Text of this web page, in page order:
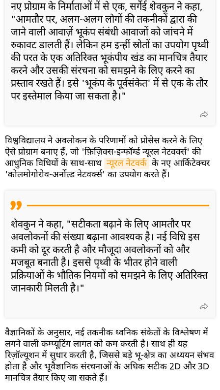
नए प्रोग्राम के निर्माताओं में से एक, सर्गेई शेवकुन ने कहा,
"आमतौर पर, अलग-अलग लोगों की तकनीकों द्वारा की
जाने वाली आवाज़ें भूकंप संबंधी आवाजों को जांचने में
रुकावट डालती हैं। लेकिन हम इन्हीं स्रोतों का उपयोग पृथ्वी
की परत के एक अतिरिक्त भूकंपीय खंड का मानचित्र तैयार
करने और उसकी संरचना को समझने के लिए करने का
प्रस्ताव रखते हैं। इसे 'भूकंप के पूर्वसंकेत' में से एक के तौर
पर इस्तेमाल किया जा सकता है।"
विश्वविद्यालय ने अवलोकन के परिणामों को प्रोसेस करने के लिए
ऐसे प्रोग्राम बनाए हैं, जो 'फ़िज़िक्स-इन्फॉर्म्ड न्यूरल नेटवर्क्स' की
आधुनिक विधियों के साथ-साथ न्यूरल नेटवर्क के नए आर्किटेक्चर
'कोलमोगोरोव-अर्नोल्ड नेटवर्क्स' का उपयोग करते हैं।
शेवकुन ने कहा, "सटीकता बढ़ाने के लिए आमतौर पर
अवलोकनों की संख्या बढ़ाना आवश्यक है। नई विधि इस
कमी को दूर करती है और मौजूदा अवलोकनों को और
मजबूत बनाती है। इससे पृथ्वी के भीतर होने वाली
प्रक्रियाओं के भौतिक नियमों को समझने के लिए अतिरिक्त
जानकारी मिलती है।"
वैज्ञानिकों के अनुसार, नई तकनीक ध्वनिक संकेतों के विश्लेषण में
लगने वाली कम्प्यूटिंग लागत को कम करती है। साथ ही यह
रिज़ॉल्यूशन में सुधार करती है, जिससे बड़े भू-क्षेत्र का अध्ययन संभव
होता है और भूवैज्ञानिक संरचनाओं के अधिक सटीक 2D और 3D
मानचित्र तैयार किए जा सकते हैं।